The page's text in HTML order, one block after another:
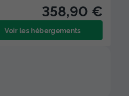
358,90 €
Voir les hébergements